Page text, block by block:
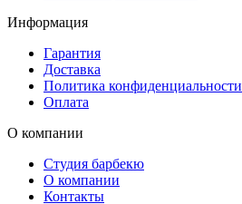
Информация
Гарантия
Доставка
Политика конфиденциальности
Оплата
О компании
Студия барбекю
О компании
Контакты